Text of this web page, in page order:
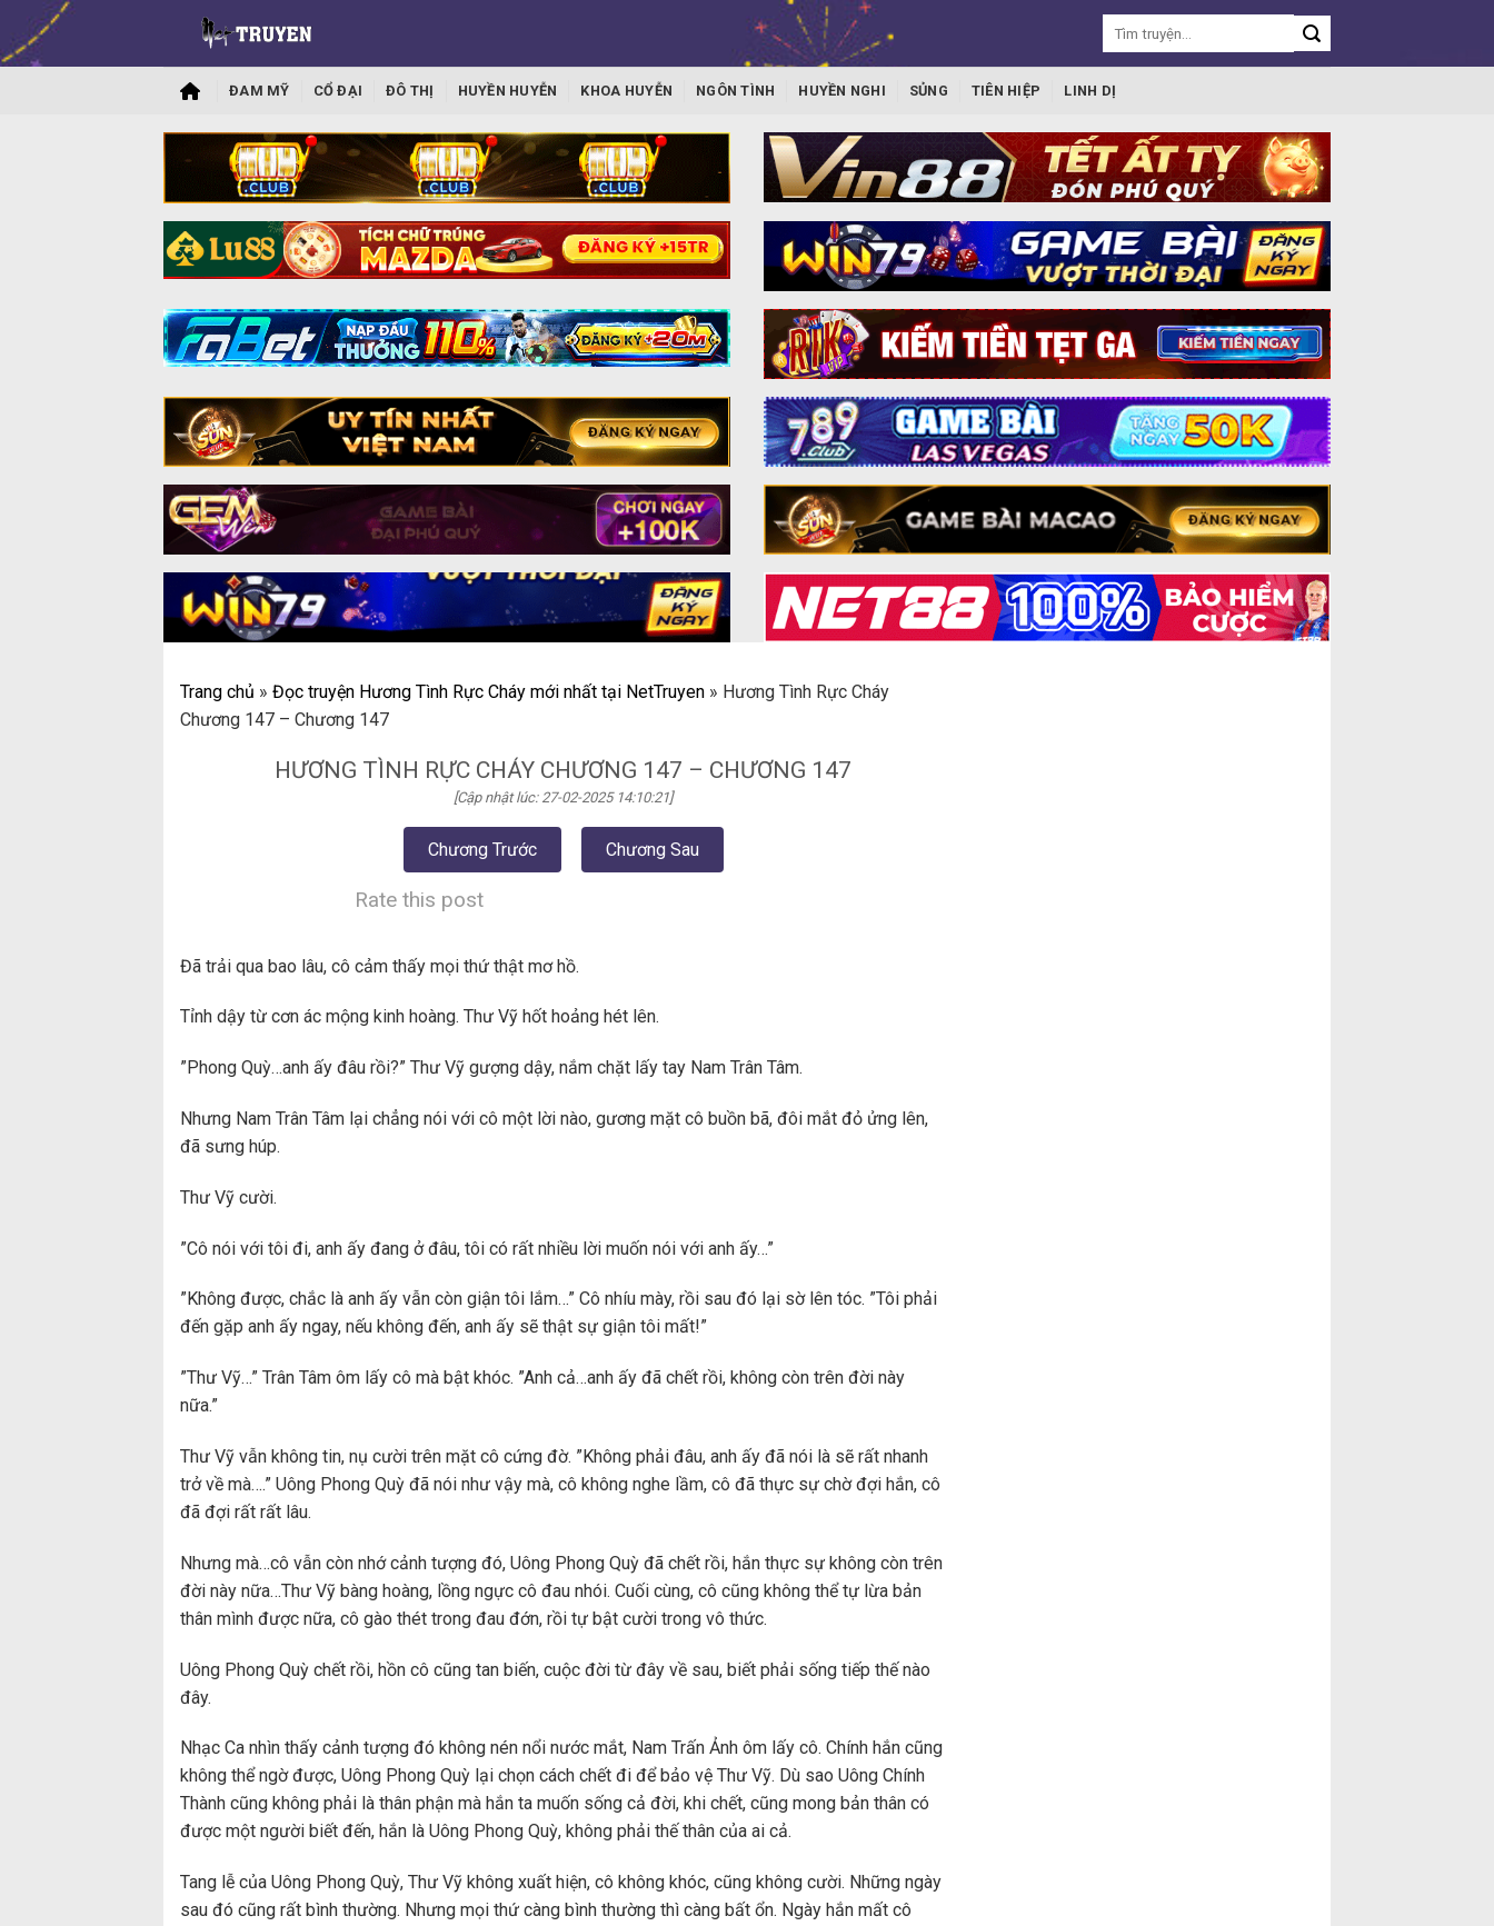
ĐAM MỸ CỔ ĐẠI ĐÔ THỊ HUYỀN HUYỄN KHOA HUYỄN NGÔN TÌNH HUYỀN NGHI SỦNG TIÊN HIỆP LINH DỊ
Trang chủ » Đọc truyện Hương Tình Rực Cháy mới nhất tại NetTruyen » Hương Tình Rực Cháy
Chương 147 – Chương 147
HƯƠNG TÌNH RỰC CHÁY CHƯƠNG 147 – CHƯƠNG 147
[Cập nhật lúc: 27-02-2025 14:10:21]
Chương Trước Chương Sau
Rate this post
Đã trải qua bao lâu, cô cảm thấy mọi thứ thật mơ hồ.
Tỉnh dậy từ cơn ác mộng kinh hoàng. Thư Vỹ hốt hoảng hét lên.
”Phong Quỳ…anh ấy đâu rồi?” Thư Vỹ gượng dậy, nắm chặt lấy tay Nam Trân Tâm.
Nhưng Nam Trân Tâm lại chẳng nói với cô một lời nào, gương mặt cô buồn bã, đôi mắt đỏ ửng lên,
đã sưng húp.
Thư Vỹ cười.
”Cô nói với tôi đi, anh ấy đang ở đâu, tôi có rất nhiều lời muốn nói với anh ấy…”
”Không được, chắc là anh ấy vẫn còn giận tôi lắm…” Cô nhíu mày, rồi sau đó lại sờ lên tóc. ”Tôi phải
đến gặp anh ấy ngay, nếu không đến, anh ấy sẽ thật sự giận tôi mất!”
”Thư Vỹ…” Trân Tâm ôm lấy cô mà bật khóc. ”Anh cả…anh ấy đã chết rồi, không còn trên đời này
nữa.”
Thư Vỹ vẫn không tin, nụ cười trên mặt cô cứng đờ. ”Không phải đâu, anh ấy đã nói là sẽ rất nhanh
trở về mà….” Uông Phong Quỳ đã nói như vậy mà, cô không nghe lầm, cô đã thực sự chờ đợi hắn, cô
đã đợi rất rất lâu.
Nhưng mà…cô vẫn còn nhớ cảnh tượng đó, Uông Phong Quỳ đã chết rồi, hắn thực sự không còn trên
đời này nữa…Thư Vỹ bàng hoàng, lồng ngực cô đau nhói. Cuối cùng, cô cũng không thể tự lừa bản
thân mình được nữa, cô gào thét trong đau đớn, rồi tự bật cười trong vô thức.
Uông Phong Quỳ chết rồi, hồn cô cũng tan biến, cuộc đời từ đây về sau, biết phải sống tiếp thế nào
đây.
Nhạc Ca nhìn thấy cảnh tượng đó không nén nổi nước mắt, Nam Trấn Ảnh ôm lấy cô. Chính hắn cũng
không thể ngờ được, Uông Phong Quỳ lại chọn cách chết đi để bảo vệ Thư Vỹ. Dù sao Uông Chính
Thành cũng không phải là thân phận mà hắn ta muốn sống cả đời, khi chết, cũng mong bản thân có
được một người biết đến, hắn là Uông Phong Quỳ, không phải thế thân của ai cả.
Tang lễ của Uông Phong Quỳ, Thư Vỹ không xuất hiện, cô không khóc, cũng không cười. Những ngày
sau đó cũng rất bình thường. Nhưng mọi thứ càng bình thường thì càng bất ổn. Ngày hắn mất cô